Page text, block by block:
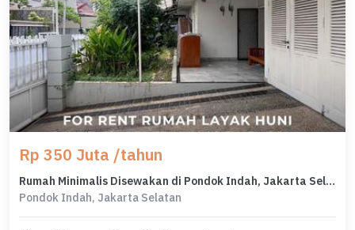
Rp 350 Juta /tahun
Rumah Minimalis Disewakan di Pondok Indah, Jakarta Selatan, Harga Ekonomis
Pondok Indah, Jakarta Selatan